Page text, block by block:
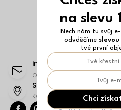
info @
erikafashion.cz
odpovíme co nejdříve
Seifertova 982/25,
kamenná prodejna, Po-
na slevu
Nech nám tu svůj
odvděčíme slevou
tvé první
Chci